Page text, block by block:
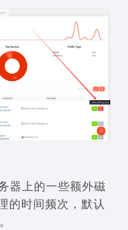
器上的一些额外磁
的时间频次，默认